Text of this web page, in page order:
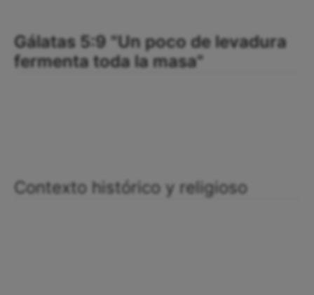
Gálatas 5:9 "Un poco de levadura
fermenta toda la masa"
Contexto histórico y religioso